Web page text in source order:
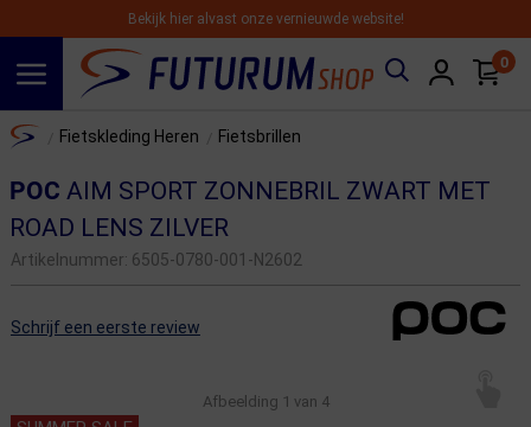
Bekijk hier alvast onze vernieuwde website!
0
Home Fietskleding Heren Fietsbrillen
POC AIM SPORT ZONNEBRIL ZWART MET
ROAD LENS ZILVER
Artikelnummer: 6505-0780-001-N2602
Schrijf een eerste review
Afbeelding 1 van 4